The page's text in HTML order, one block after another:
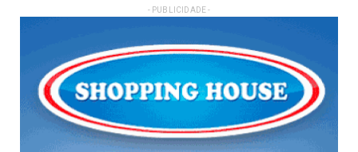
- PUBLICIDADE -